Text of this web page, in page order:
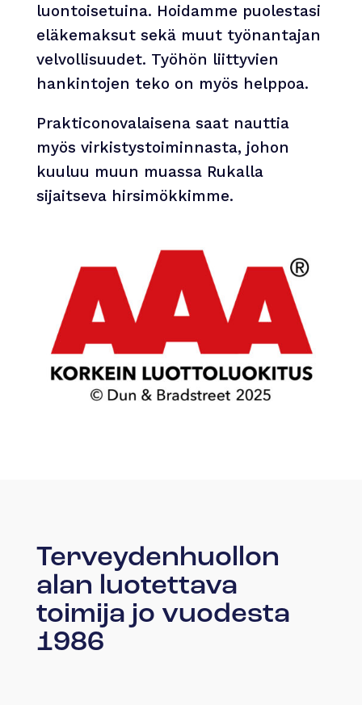
luontoisetuina. Hoidamme puolestasi
eläkemaksut sekä muut työnantajan
velvollisuudet. Työhön liittyvien
hankintojen teko on myös helppoa.
Prakticonovalaisena saat nauttia
myös virkistystoiminnasta, johon
kuuluu muun muassa Rukalla
sijaitseva hirsimökkimme.
Terveydenhuollon
alan luotettava
toimija jo vuodesta
1986